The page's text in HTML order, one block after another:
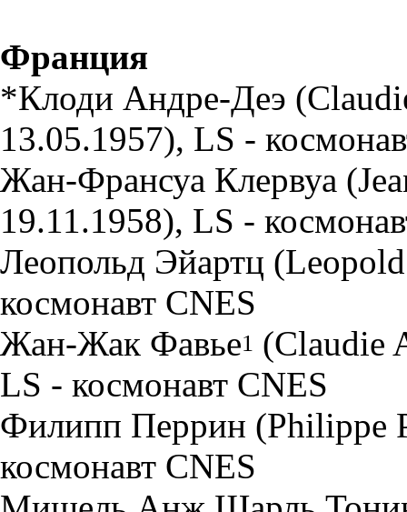
Франция
*Клоди Андре-Деэ
13.05.1957), LS -
Жан-Франсуа Клервуа
19.11.1958), LS -
Леопольд Эйартц
космонавт CNES
Жан-Жак Фавье1 (Claudie
LS - космонавт CNES
Филипп Перрин (Philippe
космонавт CNES